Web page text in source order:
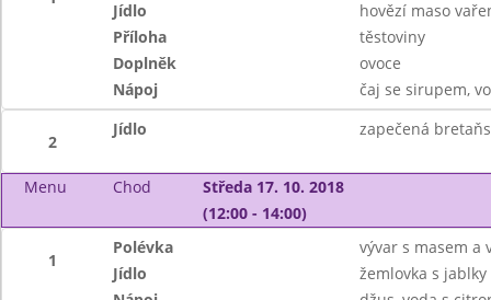
Jídlo
hovězí maso
Příloha
těstoviny
Doplněk
ovoce
Nápoj
čaj se sirupem,
2
Jídlo zapečená
Menu Chod
Středa 17. 10. 2018
(12:00 - 14:00)
1
Polévka
vývar s masem a
Jídlo
žemlovka s